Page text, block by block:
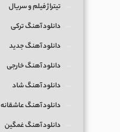
تیتراژ فیلم و سریال
دانلود آهنگ ترکی
دانلود آهنگ جدید
دانلود آهنگ خارجی
دانلود آهنگ شاد
دانلود آهنگ عاشقانه
دانلود آهنگ غمگین